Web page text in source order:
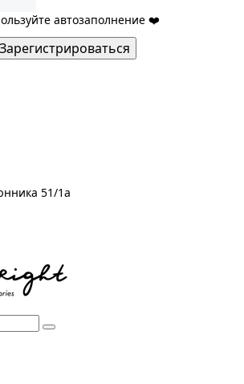
автозаполнение ❤️
Зарегистрироваться
51/1а